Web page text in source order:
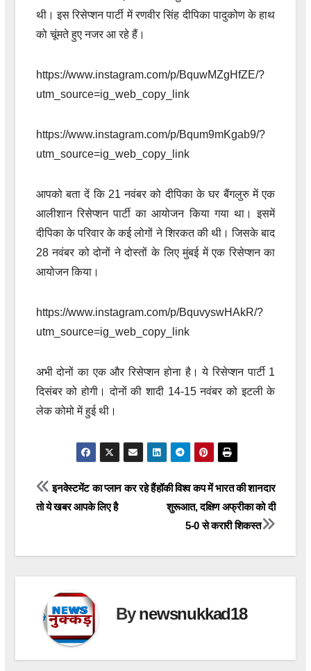
थी। इस रिसेप्शन पार्टी में रणवीर सिंह दीपिका पादुकोण के हाथ
को चूंमते हुए नजर आ रहे हैं।
https://www.instagram.com/p/BquwMZgHfZE/?
utm_source=ig_web_copy_link
https://www.instagram.com/p/Bqum9mKgab9/?
utm_source=ig_web_copy_link
आपको बता दें कि 21 नवंबर को दीपिका के घर बैंगलुरु में एक
आलीशान रिसेप्शन पार्टी का आयोजन किया गया था। इसमें
दीपिका के परिवार के कई लोगों ने शिरकत की थी। जिसके बाद
28 नवंबर को दोनों ने दोस्तों के लिए मुंबई में एक रिसेप्शन का
आयोजन किया।
https://www.instagram.com/p/BquvyswHAkR/?
utm_source=ig_web_copy_link
अभी दोनों का एक और रिसेप्शन होना है। ये रिसेप्शन पार्टी 1
दिसंबर को होगी। दोनों की शादी 14-15 नवंबर को इटली के
लेक कोमो में हुई थी।
Post
navigation
हॉकी विश्व कप में भारत की शानदार
शुरूआत, दक्षिण अफ्रीका को दी
5-0 से करारी शिकस्त
इनवेस्टमेंट का प्लान कर रहे हैं
तो ये खबर आपके लिए है
Bynewsnukkad18